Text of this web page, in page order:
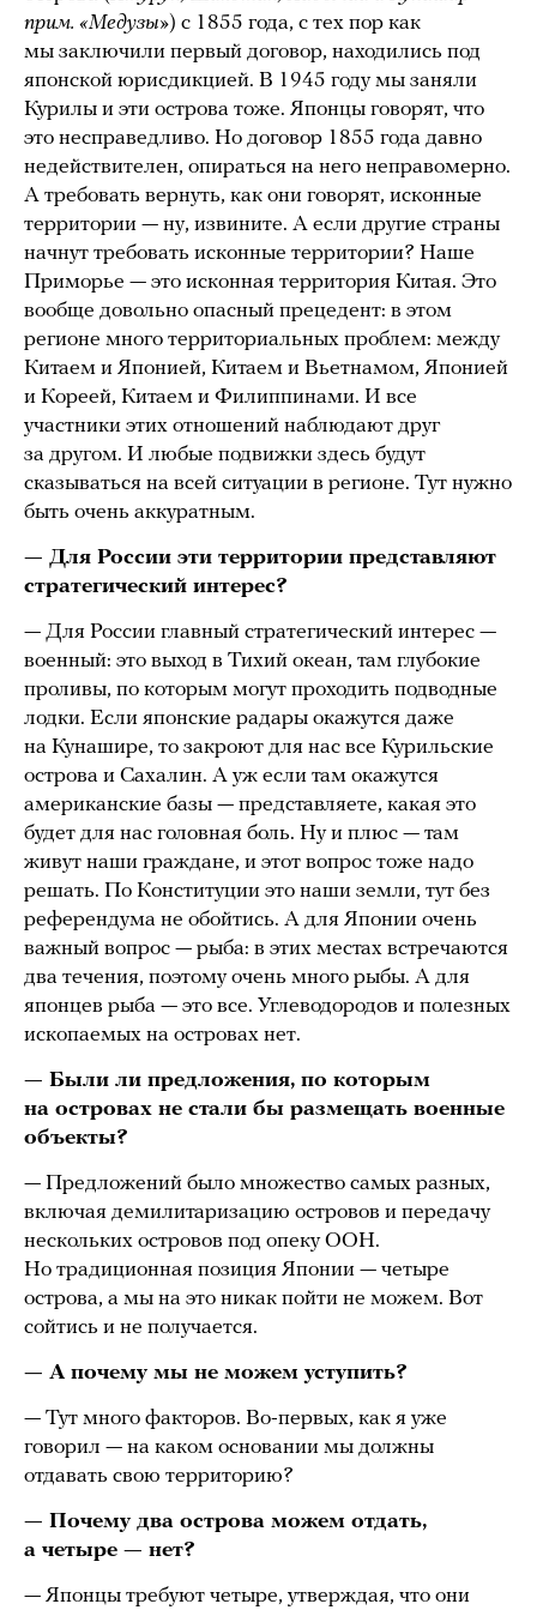
прим. «Медузы») с 1855 года, с тех пор как
мы заключили первый договор, находились под
японской юрисдикцией. В 1945 году мы заняли
Курилы и эти острова тоже. Японцы говорят, что
это несправедливо. Но договор 1855 года давно
недействителен, опираться на него неправомерно.
А требовать вернуть, как они говорят, исконные
территории — ну, извините. А если другие страны
начнут требовать исконные территории? Наше
Приморье — это исконная территория Китая. Это
вообще довольно опасный прецедент: в этом
регионе много территориальных проблем: между
Китаем и Японией, Китаем и Вьетнамом, Японией
и Кореей, Китаем и Филиппинами. И все
участники этих отношений наблюдают друг
за другом. И любые подвижки здесь будут
сказываться на всей ситуации в регионе. Тут нужно
быть очень аккуратным.
— Для России эти территории представляют
стратегический интерес?
— Для России главный стратегический интерес —
военный: это выход в Тихий океан, там глубокие
проливы, по которым могут проходить подводные
лодки. Если японские радары окажутся даже
на Кунашире, то закроют для нас все Курильские
острова и Сахалин. А уж если там окажутся
американские базы — представляете, какая это
будет для нас головная боль. Ну и плюс — там
живут наши граждане, и этот вопрос тоже надо
решать. По Конституции это наши земли, тут без
референдума не обойтись. А для Японии очень
важный вопрос — рыба: в этих местах встречаются
два течения, поэтому очень много рыбы. А для
японцев рыба — это все. Углеводородов и полезных
ископаемых на островах нет.
— Были ли предложения, по которым
на островах не стали бы размещать военные
объекты?
— Предложений было множество самых разных,
включая демилитаризацию островов и передачу
нескольких островов под опеку ООН.
Но традиционная позиция Японии — четыре
острова, а мы на это никак пойти не можем. Вот
сойтись и не получается.
— А почему мы не можем уступить?
— Тут много факторов. Во-первых, как я уже
говорил — на каком основании мы должны
отдавать свою территорию?
— Почему два острова можем отдать,
а четыре — нет?
— Японцы требуют четыре, утверждая, что они